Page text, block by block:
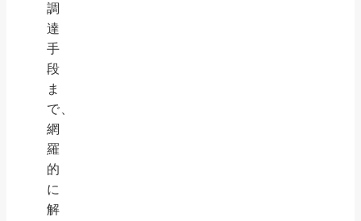
調
達
手
段
ま
で、
網
羅
的
に
解